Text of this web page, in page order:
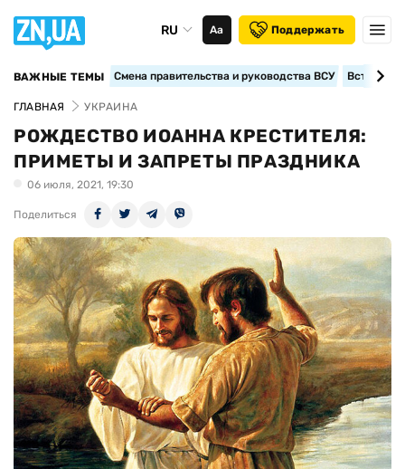
RU Аа Поддержать
ВАЖНЫЕ ТЕМЫ Смена правительства и руководства ВСУ
ГЛАВНАЯ УКРАИНА
РОЖДЕСТВО ИОАННА КРЕСТИТЕЛЯ:
ПРИМЕТЫ И ЗАПРЕТЫ ПРАЗДНИКА
06 июля, 2021, 19:30
Поделиться